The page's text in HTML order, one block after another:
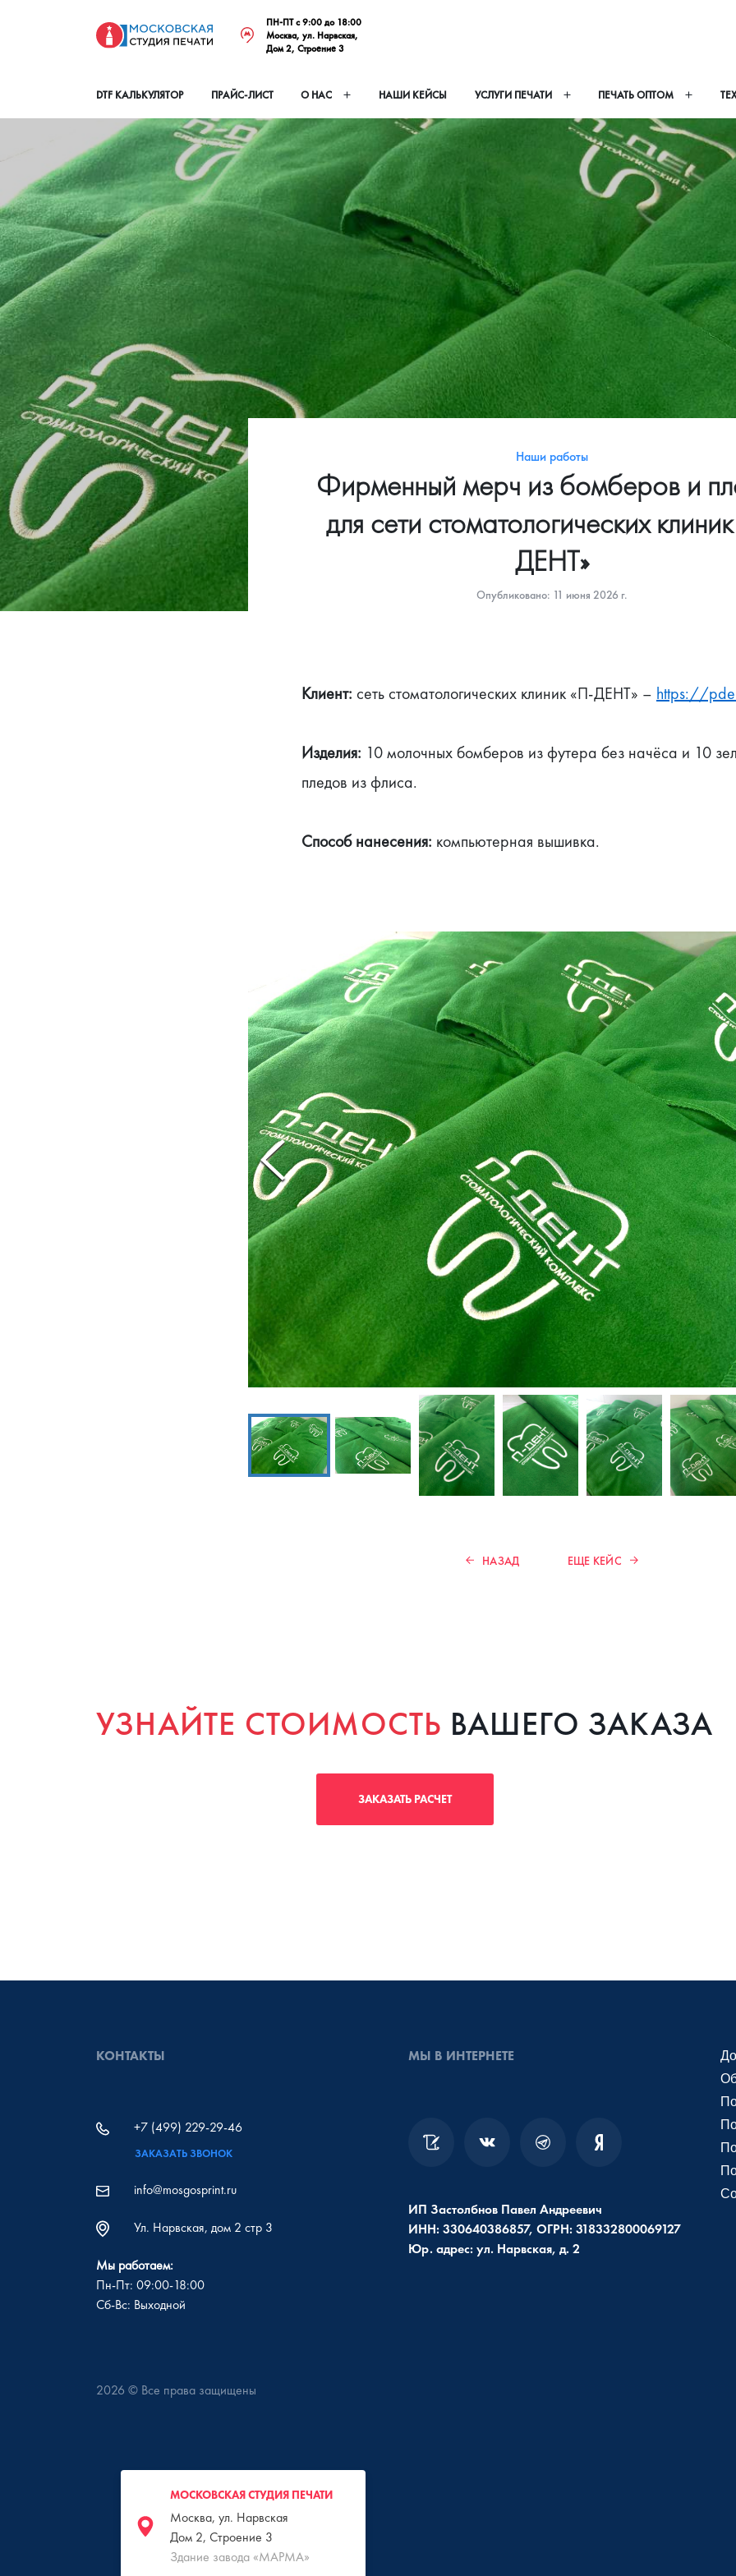
ПН-ПТ с 9:00 до 18:00
Москва, ул. Нарвская,
Дом 2, Строение 3
DTF КАЛЬКУЛЯТОР ПРАЙС-ЛИСТ О НАС НАШИ КЕЙСЫ УСЛУГИ ПЕЧАТИ ПЕЧАТЬ ОПТОМ
Наши работы
Фирменный мерч из бомберов и
для сети стоматологических
ДЕНТ»
Опубликовано: 11 июня 2026 г.
Клиент: сеть стоматологических клиник «П-ДЕНТ» – https://
Изделия: 10 молочных бомберов из футера без начёса и 10
пледов из флиса.
Способ нанесения: компьютерная вышивка.
НАЗАД ЕЩЕ КЕЙС
УЗНАЙТЕ СТОИМОСТЬ ВАШЕГО ЗАКАЗА
ЗАКАЗАТЬ РАСЧЕТ
КОНТАКТЫ
+7 (499) 229-29-46
ЗАКАЗАТЬ ЗВОНОК
info@mosgosprint.ru
Ул. Нарвская, дом 2 стр 3
Мы работаем:
Пн-Пт: 09:00-18:00
Сб-Вс: Выходной
МЫ В ИНТЕРНЕТЕ
ИП Застолбнов Павел Андреевич
ИНН: 330640386857, ОГРН: 318332800069127
Юр. адрес: ул. Нарвская, д. 2
2026 © Все права защищены
МОСКОВСКАЯ СТУДИЯ ПЕЧАТИ
Москва, ул. Нарвская
Дом 2, Строение 3
Здание завода «МАРМА»